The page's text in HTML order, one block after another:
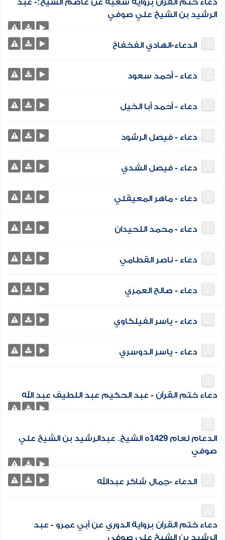
دعاء ختم القرآن برواية شعبة عن عاصم الشيخ:- عبد
الرشيد بن الشيخ علي صوفي
الدعاء-الهادي الفخفاخ
دعاء - أحمد سعود
دعاء - أحمد أبا الخيل
دعاء - فيصل الرشود
دعاء - فيصل الشدي
دعاء - ماهر المعيقلي
دعاء - محمد اللحيدان
دعاء - ناصر القطامي
دعاء - صالح العمري
دعاء - ياسر الفيلكاوي
دعاء - ياسر الدوسري
دعاء ختم القرآن - عبد الحكيم عبد اللطيف عبد الله
الدعام لعام 1429ه الشيخ. عبدالرشيد بن الشيخ علي
صوفي
الدعاء -جمال شاكر عبدالله
دعاء ختم القرآن برواية الدوري عن أبي عمرو - عبد
الرشيد بن الشيخ علي صوفي